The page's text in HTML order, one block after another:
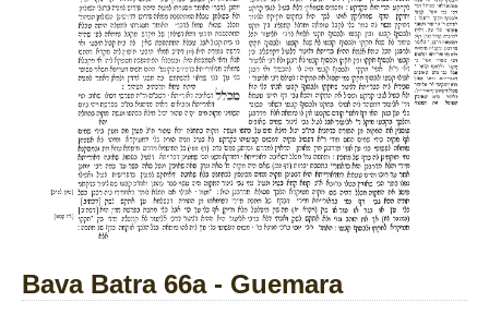
Bava Batra 66a - Guemara